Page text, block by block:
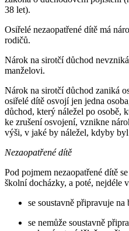
38 let).
Osiřelé nezaopatřené dítě má
rodičů.
Nárok na sirotčí důchod
manželovi.
Nárok na sirotčí důchod zaniká
osiřelé dítě osvojí jen jedna
důchod, který náležel po osobě,
ke zrušení osvojení, vznikne
výši, v jaké by náležel, kdyby
Nezaopatřené dítě
Pod pojmem nezaopatřené dítě
školní docházky, a poté, nejdéle
se soustavně připravuje
se nemůže soustavně